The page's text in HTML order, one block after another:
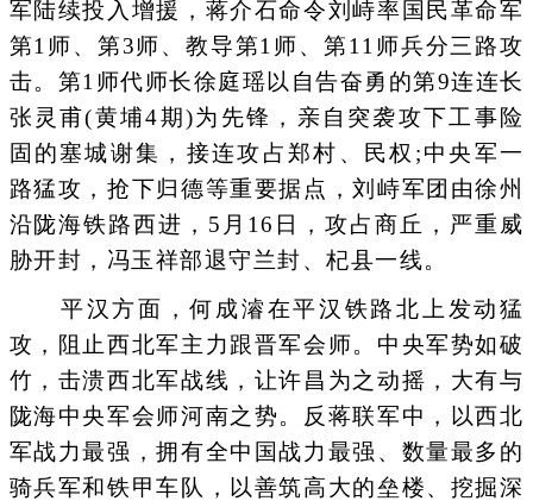
军陆续投入增援，蒋介石命令刘峙率国民革命军
第1师、第3师、教导第1师、第11师兵分三路攻
击。第1师代师长徐庭瑶以自告奋勇的第9连连长
张灵甫(黄埔4期)为先锋，亲自突袭攻下工事险
固的塞城谢集，接连攻占郑村、民权;中央军一
路猛攻，抢下归德等重要据点，刘峙军团由徐州
沿陇海铁路西进，5月16日，攻占商丘，严重威
胁开封，冯玉祥部退守兰封、杞县一线。
平汉方面，何成濬在平汉铁路北上发动猛
攻，阻止西北军主力跟晋军会师。中央军势如破
竹，击溃西北军战线，让许昌为之动摇，大有与
陇海中央军会师河南之势。反蒋联军中，以西北
军战力最强，拥有全中国战力最强、数量最多的
骑兵军和铁甲车队，以善筑高大的垒楼、挖掘深